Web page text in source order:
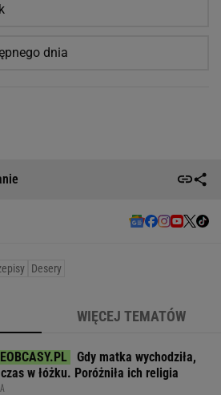
dnia
Desery
WIĘCEJ TEMATÓW
Gdy matka wychodziła,
w łóżku. Poróżniła ich religia